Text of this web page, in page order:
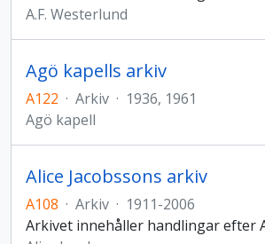
A.F. Westerlund
Agö kapells arkiv
A122 · Arkiv · 1936, 1961
Agö kapell
Alice Jacobssons arkiv
A108 · Arkiv · 1911-2006
Arkivet innehåller handlingar efter